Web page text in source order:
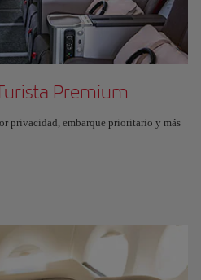
Premium
privacidad, embarque prioritario y más